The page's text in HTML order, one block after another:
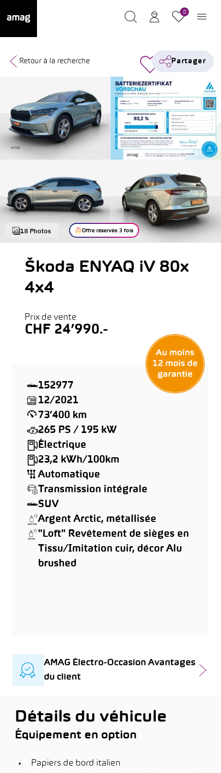
0
18 Photos Offre réservée 3 fois
Retour à la recherche Partager
Škoda ENYAQ iV 80x
4x4
Prix de vente
CHF 24’990.-
152977
12/2021
73’400 km
265 PS / 195 kW
Électrique
23,2 kWh/100km
Automatique
Transmission intégrale
SUV
Argent Arctic, métallisée
"Loft" Revêtement de sièges en
Tissu/Imitation cuir, décor Alu
brushed
AMAG Électro-Occasion Avantages
du client
Détails du véhicule
Équipement en option
Papiers de bord italien